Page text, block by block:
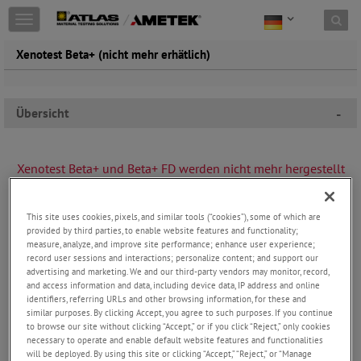
Toggle
navigation
Xenotest Beta+ (nicht mehr erhätlich)
Übersicht -
Xenotest Beta+ und Beta+ FD werden nicht mehr hergestellt
Sie sich über die Geräte Xenotest 220+/440 und die Ci
Weather-Ometer-Reihe.
This site uses cookies, pixels, and similar tools (“cookies”), some of which are
provided by third parties, to enable website features and functionality;
measure, analyze, and improve site performance; enhance user experience;
record user sessions and interactions; personalize content; and support our
advertising and marketing. We and our third-party vendors may monitor, record,
and access information and data, including device data, IP address and online
identifiers, referring URLs and other browsing information, for these and
similar purposes. By clicking Accept, you agree to such purposes. If you continue
to browse our site without clicking “Accept,” or if you click “Reject,” only cookies
necessary to operate and enable default website features and functionalities
will be deployed. By using this site or clicking “Accept,” “Reject,” or “Manage